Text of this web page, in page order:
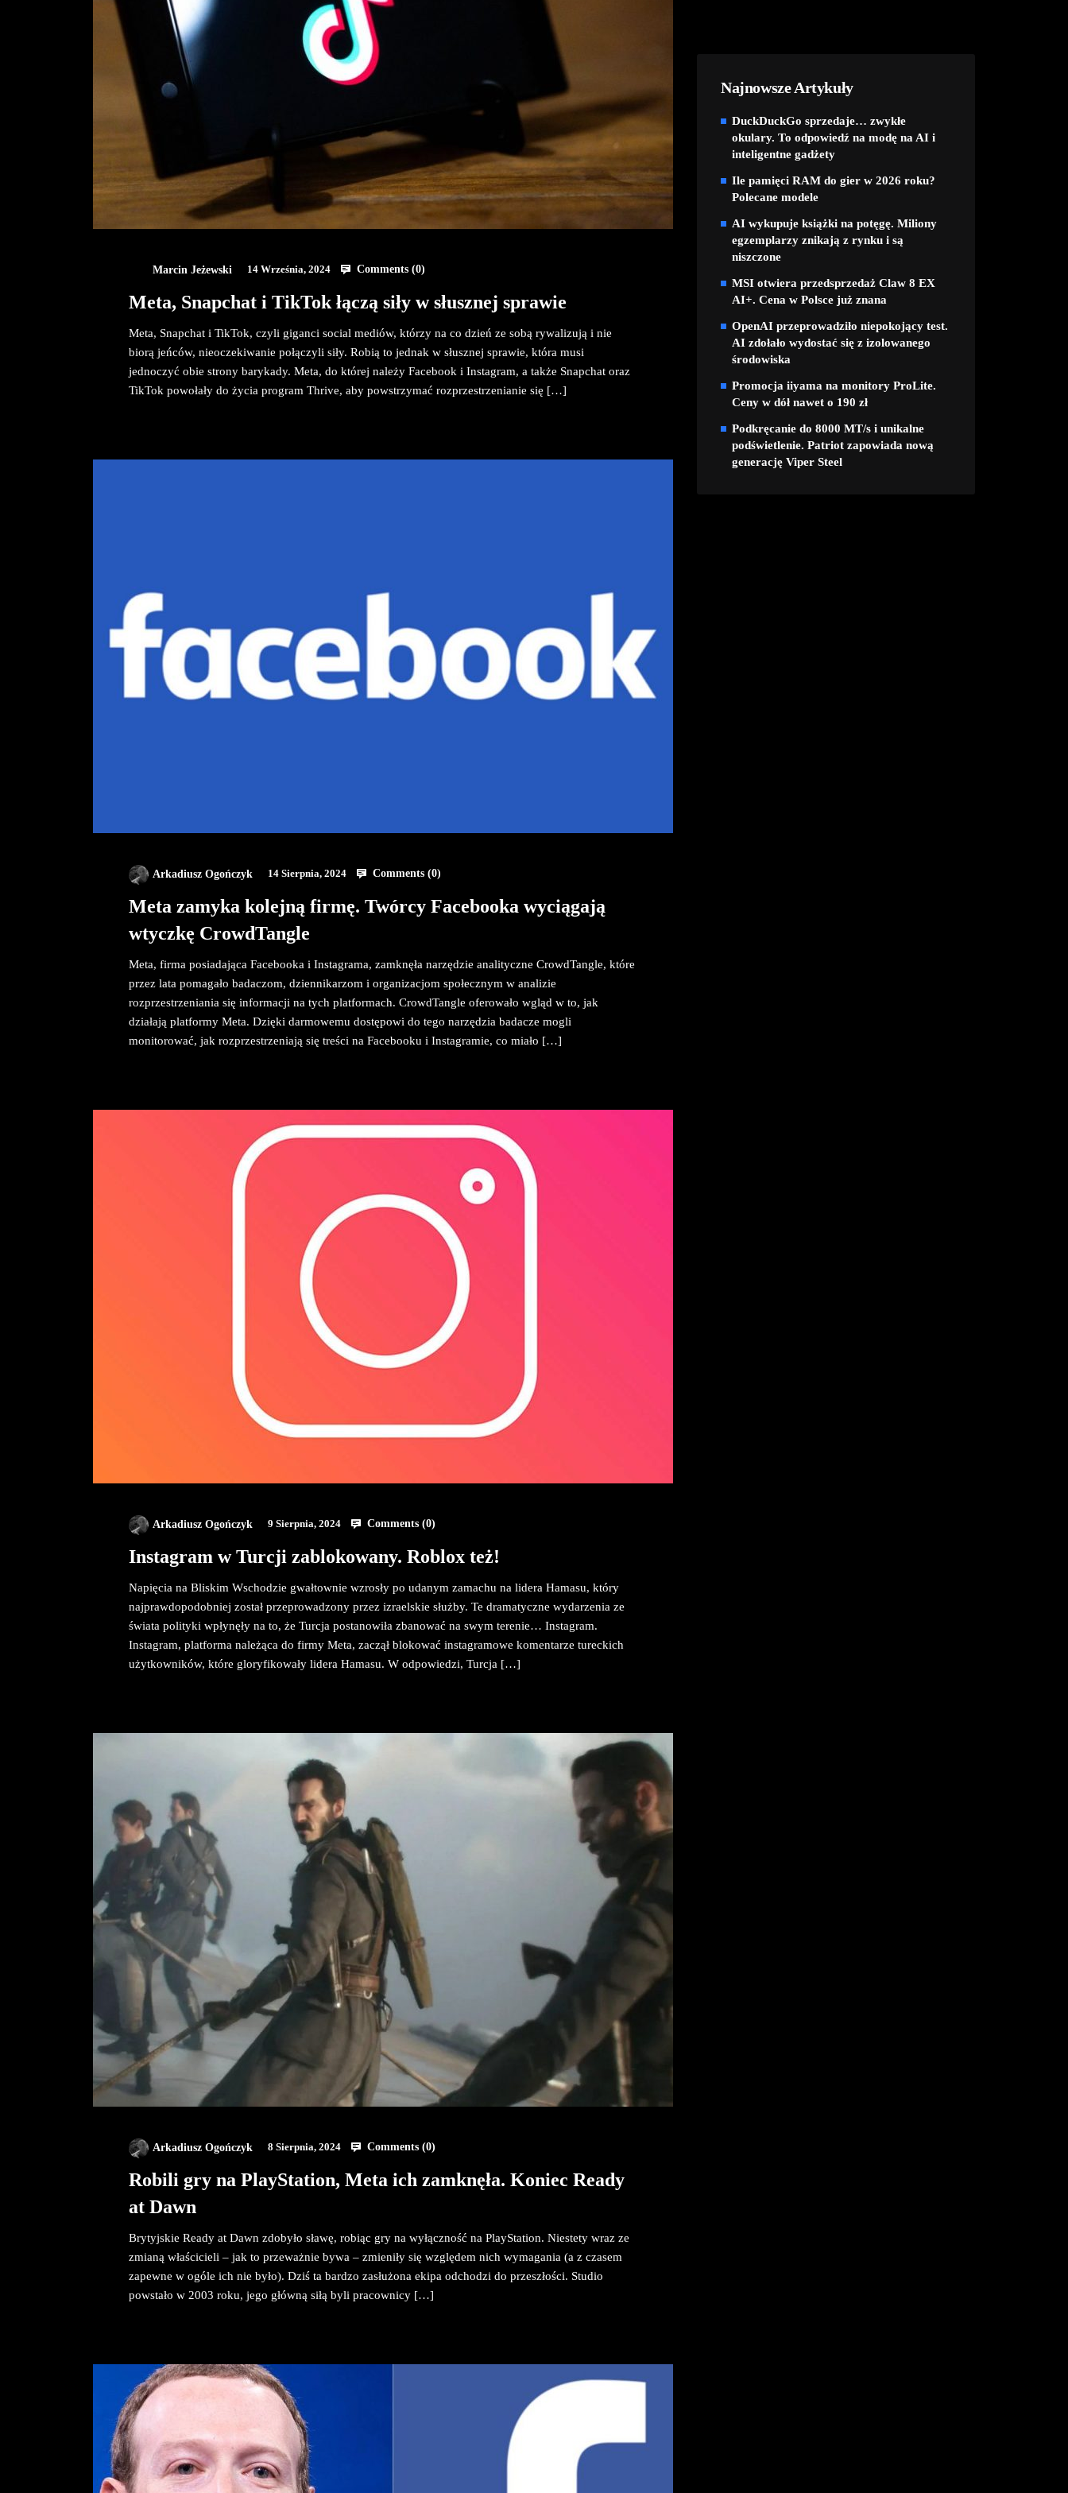
Marcin Jeżewski 14 Września, 2024 Comments (0)
Meta, Snapchat i TikTok łączą siły w słusznej sprawie
Meta, Snapchat i TikTok, czyli giganci social mediów, którzy na co dzień ze sobą rywalizują i nie
biorą jeńców, nieoczekiwanie połączyli siły. Robią to jednak w słusznej sprawie, która musi
jednoczyć obie strony barykady. Meta, do której należy Facebook i Instagram, a także Snapchat oraz
TikTok powołały do życia program Thrive, aby powstrzymać rozprzestrzenianie się […]
Arkadiusz Ogończyk 14 Sierpnia, 2024 Comments (0)
Meta zamyka kolejną firmę. Twórcy Facebooka wyciągają
wtyczkę CrowdTangle
Meta, firma posiadająca Facebooka i Instagrama, zamknęła narzędzie analityczne CrowdTangle, które
przez lata pomagało badaczom, dziennikarzom i organizacjom społecznym w analizie
rozprzestrzeniania się informacji na tych platformach. CrowdTangle oferowało wgląd w to, jak
działają platformy Meta. Dzięki darmowemu dostępowi do tego narzędzia badacze mogli
monitorować, jak rozprzestrzeniają się treści na Facebooku i Instagramie, co miało […]
Arkadiusz Ogończyk 9 Sierpnia, 2024 Comments (0)
Instagram w Turcji zablokowany. Roblox też!
Napięcia na Bliskim Wschodzie gwałtownie wzrosły po udanym zamachu na lidera Hamasu, który
najprawdopodobniej został przeprowadzony przez izraelskie służby. Te dramatyczne wydarzenia ze
świata polityki wpłynęły na to, że Turcja postanowiła zbanować na swym terenie… Instagram.
Instagram, platforma należąca do firmy Meta, zaczął blokować instagramowe komentarze tureckich
użytkowników, które gloryfikowały lidera Hamasu. W odpowiedzi, Turcja […]
Arkadiusz Ogończyk 8 Sierpnia, 2024 Comments (0)
Robili gry na PlayStation, Meta ich zamknęła. Koniec Ready
at Dawn
Brytyjskie Ready at Dawn zdobyło sławę, robiąc gry na wyłączność na PlayStation. Niestety wraz ze
zmianą właścicieli – jak to przeważnie bywa – zmieniły się względem nich wymagania (a z czasem
zapewne w ogóle ich nie było). Dziś ta bardzo zasłużona ekipa odchodzi do przeszłości. Studio
powstało w 2003 roku, jego główną siłą byli pracownicy […]
Najnowsze Artykuły
DuckDuckGo sprzedaje… zwykłe
okulary. To odpowiedź na modę na AI i
inteligentne gadżety
Ile pamięci RAM do gier w 2026 roku?
Polecane modele
AI wykupuje książki na potęgę. Miliony
egzemplarzy znikają z rynku i są
niszczone
MSI otwiera przedsprzedaż Claw 8 EX
AI+. Cena w Polsce już znana
OpenAI przeprowadziło niepokojący test.
AI zdołało wydostać się z izolowanego
środowiska
Promocja iiyama na monitory ProLite.
Ceny w dół nawet o 190 zł
Podkręcanie do 8000 MT/s i unikalne
podświetlenie. Patriot zapowiada nową
generację Viper Steel